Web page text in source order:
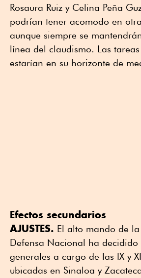
Rosaura Ruiz y Celina Peña
podrían tener acomodo en
aunque siempre se
línea del claudismo. Las
estarían en su horizonte de
Efectos secundarios
AJUSTES. El alto mando de
Defensa Nacional ha decidido
generales a cargo de las IX y
ubicadas en Sinaloa y